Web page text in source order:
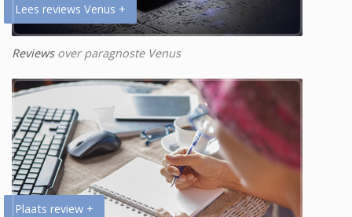
Lees reviews Venus +
Reviewsover paragnoste Venus
Plaats review +